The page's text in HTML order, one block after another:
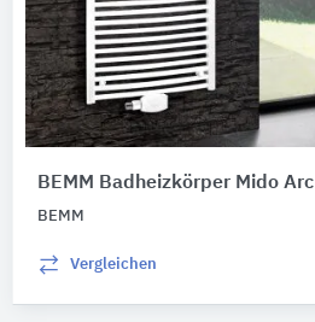
BEMM Badheizkörper Mido Arc
BEMM
Vergleichen